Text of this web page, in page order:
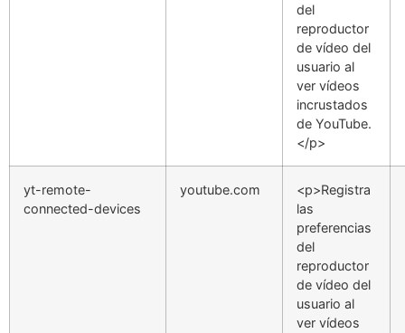
del
reproductor
de vídeo del
usuario al
ver vídeos
incrustados
de YouTube.
</p>
yt-remote-
connected-devices
youtube.com
<p>Registra
las
preferencias
del
reproductor
de vídeo del
usuario al
ver vídeos